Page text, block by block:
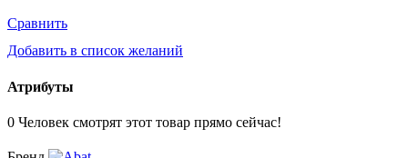
посудомоечной
МПТ
1700
Сравнить
Добавить в список желаний
Атрибуты
0 Человек смотрят этот товар прямо сейчас!